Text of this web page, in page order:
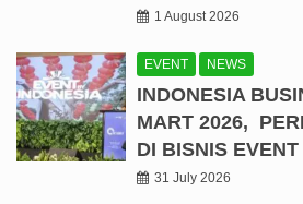
1 August 2026
EVENT NEWS
INDONESIA
MART 2026,
DI BISNIS
31 July 2026